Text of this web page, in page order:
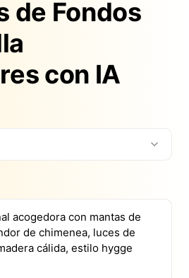
de Fondos
con IA